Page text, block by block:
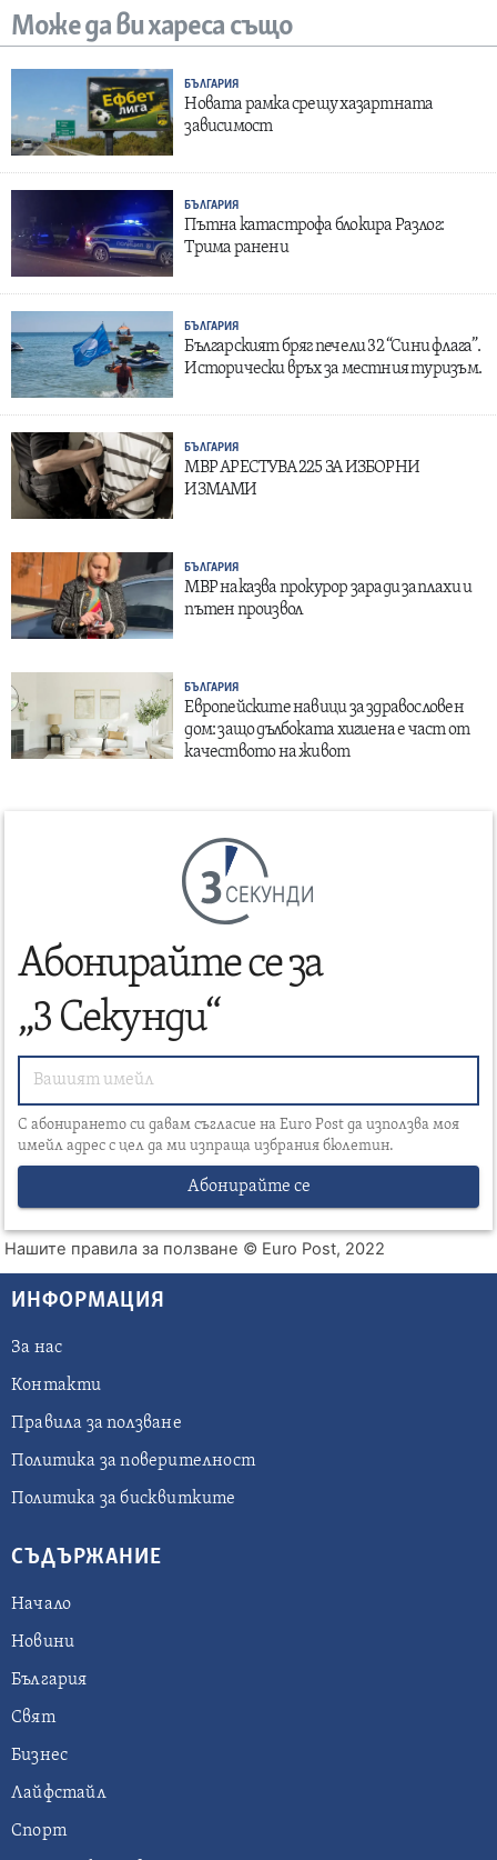
Може да ви хареса също
БЪЛГАРИЯ
Новата рамка срещу хазартната
зависимост
БЪЛГАРИЯ
Пътна катастрофа блокира Разлог:
Трима ранени
БЪЛГАРИЯ
Българският бряг печели 32 “Сини флага”.
Исторически връх за местния туризъм.
БЪЛГАРИЯ
МВР АРЕСТУВА 225 ЗА ИЗБОРНИ
ИЗМАМИ
БЪЛГАРИЯ
МВР наказва прокурор заради заплахи и
пътен произвол
БЪЛГАРИЯ
Европейските навици за здравословен
дом: защо дълбоката хигиена е част от
качеството на живот
СЕКУНДИ
Абонирайте се за
„3 Секунди“
С абонирането си давам съгласие на Euro Post да използва моя
имейл адрес с цел да ми изпраща избрания бюлетин.
Абонирайте се
Нашите правила за ползване © Euro Post, 2022
ИНФОРМАЦИЯ
За нас
Контакти
Правила за ползване
Политика за поверителност
Политика за бисквитките
СЪДЪРЖАНИЕ
Начало
Новини
България
Свят
Бизнес
Лайфстайл
Спорт